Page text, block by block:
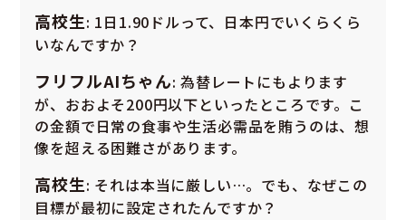
高校生: 1日1.90ドルって、日本円でいくらくら
いなんですか？
フリフルAIちゃん: 為替レートにもよります
が、おおよそ200円以下といったところです。こ
の金額で日常の食事や生活必需品を賄うのは、想
像を超える困難さがあります。
高校生: それは本当に厳しい…。でも、なぜこの
目標が最初に設定されたんですか？